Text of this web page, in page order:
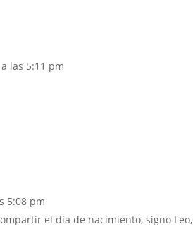
las 5:11 pm
5:08 pm
el día de nacimiento, signo Leo,